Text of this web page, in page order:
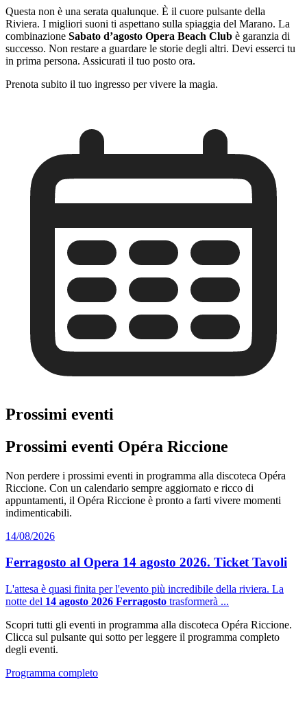
Questa non è una serata qualunque. È il cuore pulsante della
Riviera. I migliori suoni ti aspettano sulla spiaggia del Marano. La
combinazione Sabato d’agosto Opera Beach Club è garanzia di
successo. Non restare a guardare le storie degli altri. Devi esserci tu
in prima persona. Assicurati il tuo posto ora.
Prenota subito il tuo ingresso per vivere la magia.
Prossimi eventi
Prossimi eventi Opéra Riccione
Non perdere i prossimi eventi in programma alla discoteca Opéra
Riccione. Con un calendario sempre aggiornato e ricco di
appuntamenti, il Opéra Riccione è pronto a farti vivere momenti
indimenticabili.
14/08/2026
Ferragosto al Opera 14 agosto 2026. Ticket Tavoli
L'attesa è quasi finita per l'evento più incredibile della riviera. La
notte del 14 agosto 2026 Ferragosto trasformerà ...
Scopri tutti gli eventi in programma alla discoteca Opéra Riccione.
Clicca sul pulsante qui sotto per leggere il programma completo
degli eventi.
Programma completo